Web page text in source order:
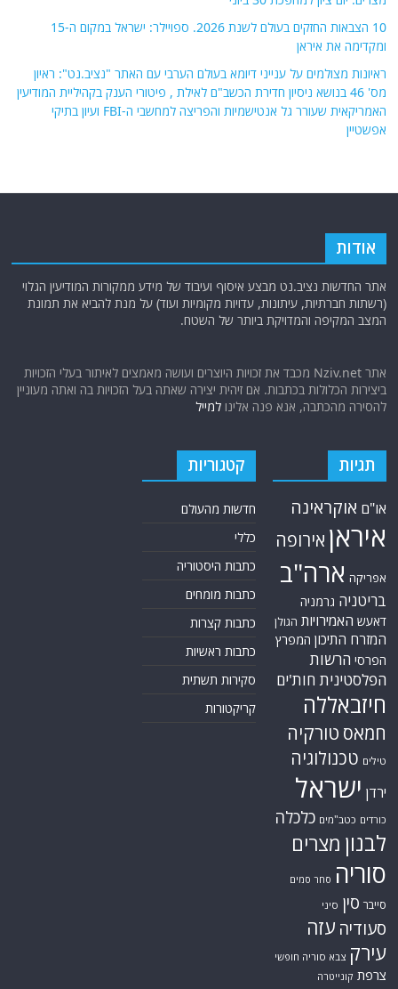
10 הצבאות החזקים בעולם לשנת 2026. ספויילר: ישראל במקום ה-15
ומקדימה את איראן
ראיונות מצולמים על ענייני דיומא בעולם הערבי עם האתר "נציב.נט": ראיון
מס' 46 בנושא ניסיון חדירת הכשב"ם לאילת , פיטורי הענק בקהיליית המודיעין
האמריקאית שעורר גל אנטישמיות והפריצה למחשבי ה-FBI ועיון בתיקי
אפשטיין
אודות
אתר החדשות נציב.נט מבצע איסוף ועיבוד של מידע ממקורות המודיעין הגלוי
(רשתות חברתיות, עיתונות, עדויות מקומיות ועוד) על מנת להביא את תמונת
המצב המקיפה והמדויקת ביותר של השטח.
אתר Nziv.net מכבד את זכויות היוצרים ועושה מאמצים לאיתור בעלי הזכויות
ביצירות הכלולות בכתבות. אם זיהית יצירה שאתה בעל הזכויות בה ואתה מעוניין
להסירה מהכתבה, אנא פנה אלינולמייל
תגיות
או"ם אוקראינה
איראן אירופה
אפריקה ארה"ב
בריטניה גרמניה
דאעש האמירויות הגולן
המזרח התיכון המפרץ
הפרסי הרשות
הפלסטינית חות'ים
חיזבאללה
חמאס טורקיה
טילים טכנולוגיה
ירדן ישראל
כורדים כטב"מים כלכלה
לבנון מצרים
סוריה סחר סמים
סייבר סין סיני
סעודיה עזה
עירק צבא סוריה חופשי
צרפת קונייטרה
קטגוריות
חדשות מהעולם
כללי
כתבות היסטוריה
כתבות מומחים
כתבות קצרות
כתבות ראשיות
סקירות תשתית
קריקטורות